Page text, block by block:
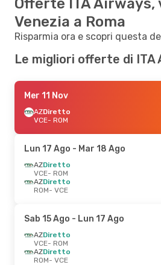
Offerte ITA Airways,
Venezia a Roma
Risparmia ora e scopri questa
Le migliori offerte di ITA
Mer 11 Nov
AZDiretto
VCE- ROM
Lun 17 Ago - Mar 18 Ago
AZDiretto
VCE- ROM
AZDiretto
ROM- VCE
Sab 15 Ago - Lun 17 Ago
AZDiretto
VCE- ROM
AZDiretto
ROM- VCE